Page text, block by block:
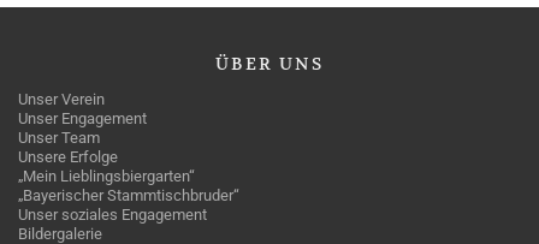
ÜBER UNS
Unser Verein
Unser Engagement
Unser Team
Unsere Erfolge
„Mein Lieblingsbiergarten“
„Bayerischer Stammtischbruder“
Unser soziales Engagement
Bildergalerie